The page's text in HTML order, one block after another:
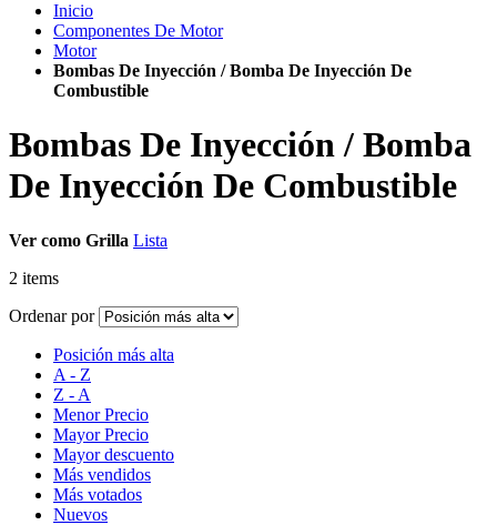
Inicio
Componentes De Motor
Motor
Bombas De Inyección / Bomba De Inyección De
Combustible
Bombas De Inyección / Bomba
De Inyección De Combustible
Ver como Grilla Lista
2 items
Ordenar por
Posición más alta
A - Z
Z - A
Menor Precio
Mayor Precio
Mayor descuento
Más vendidos
Más votados
Nuevos